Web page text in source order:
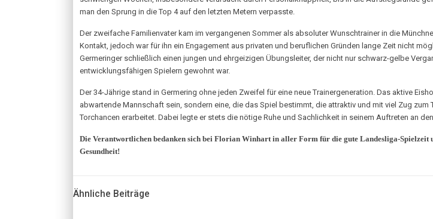
man den Sprung in die Top 4 auf den letzten Metern verpasste.
Der zweifache Familienvater kam im vergangenen Sommer als absoluter Wunschtrainer in die
Kontakt, jedoch war für ihn ein Engagement aus privaten und beruflichen Gründen lange Zeit nicht
Germeringer schließlich einen jungen und ehrgeizigen Übungsleiter, der nicht nur schwarz-gelbe
entwicklungsfähigen Spielern gewohnt war.
Der 34-Jährige stand in Germering ohne jeden Zweifel für eine neue Trainergeneration. Das aktive
abwartende Mannschaft sein, sondern eine, die das Spiel bestimmt, die attraktiv und mit viel Zug
Torchancen erarbeitet. Dabei legte er stets die nötige Ruhe und Sachlichkeit in seinem Auftreten an
Die Verantwortlichen bedanken sich bei Florian Winhart in aller Form für die gute Landesliga-
Gesundheit!
Ähnliche Beiträge